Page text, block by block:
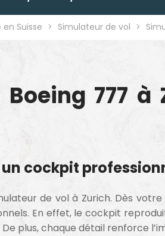
Suisse > Simulateur de vol >
777 à
cockpit
de vol à Zurich. Dès
En effet, le cockpit
plus, chaque détail renforce